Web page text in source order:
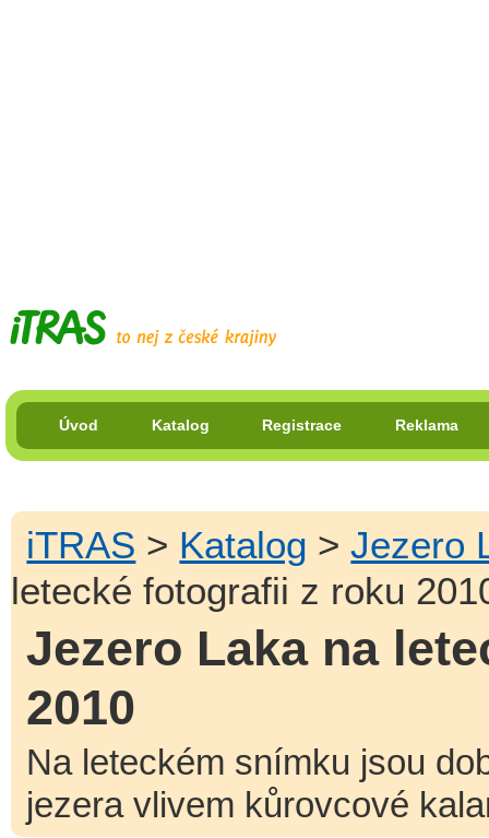
Úvod Katalog Registrace Reklama
iTRAS > Katalog >Jezero
letecké fotografii z roku
Jezero Laka na
2010
Na leteckém snímku jsou
jezera vlivem kůrovcové